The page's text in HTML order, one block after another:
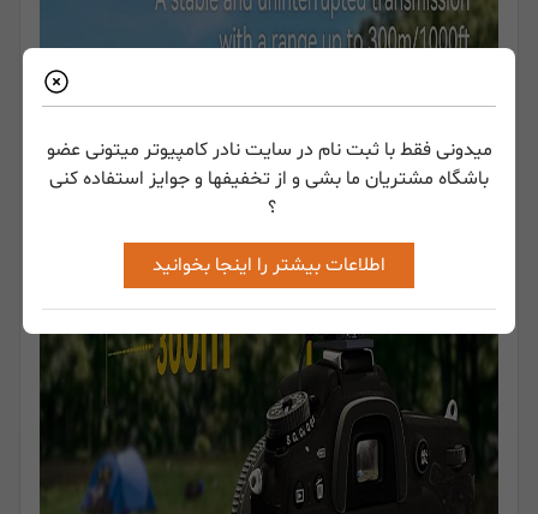
میدونی فقط با ثبت نام در سایت نادر کامپیوتر میتونی عضو
باشگاه مشتریان ما بشی و از تخفیفها و جوایز استفاده کنی
؟
اطلاعات بیشتر را اینجا بخوانید